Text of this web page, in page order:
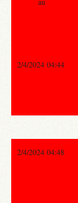
2/4/2024 04:44
2/4/2024 04:48